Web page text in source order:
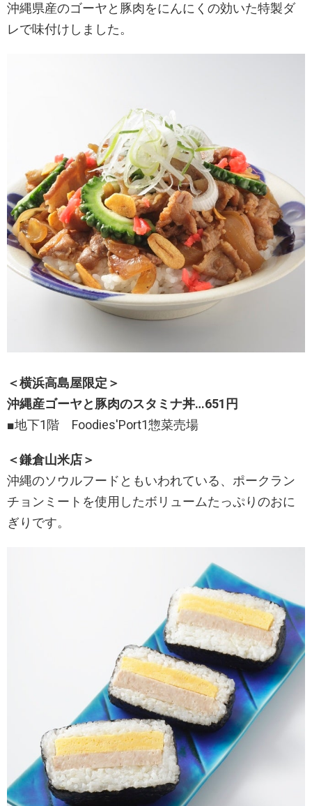
沖縄県産のゴーヤと豚肉をにんにくの効いた特製ダ
レで味付けしました。
＜横浜高島屋限定＞
沖縄産ゴーヤと豚肉のスタミナ丼…651円
■地下1階 Foodies'Port1惣菜売場
＜鎌倉山米店＞
沖縄のソウルフードともいわれている、ポークラン
チョンミートを使用したボリュームたっぷりのおに
ぎりです。